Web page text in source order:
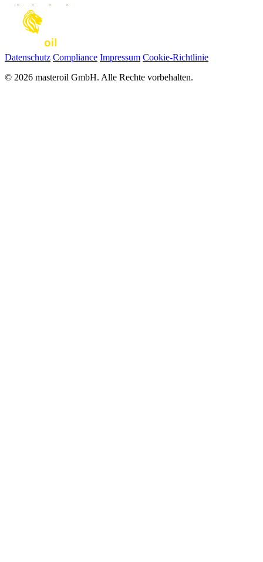
Datenschutz Compliance Impressum Cookie-Richtlinie
© 2026 masteroil GmbH. Alle Rechte vorbehalten.